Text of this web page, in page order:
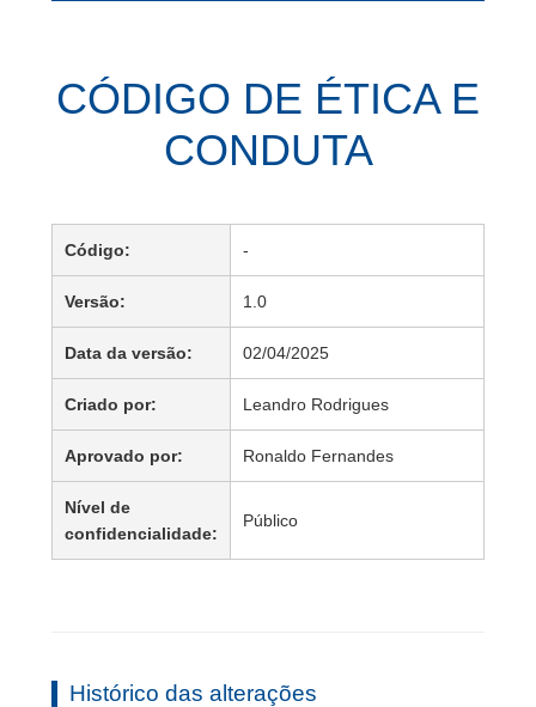
CÓDIGO DE ÉTICA E
CONDUTA
Código: -
Versão: 1.0
Data da versão: 02/04/2025
Criado por: Leandro Rodrigues
Aprovado por: Ronaldo Fernandes
Nível de
confidencialidade:
Público
Histórico das alterações